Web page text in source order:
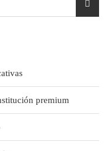
premium